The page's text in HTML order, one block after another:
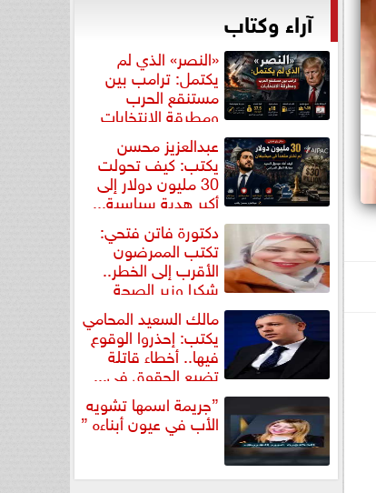
آراء وكتاب
«النصر» الذي لم
يكتمل: ترامب بين
مستنقع الحرب
ومطرقة الانتخابات
عبدالعزيز محسن
يكتب: كيف تحولت
30 مليون دولار إلى
أكبر هدية سياسية...
دكتورة فاتن فتحي:
تكتب الممرضون
الأقرب إلى الخطر..
شكرا وزير الصحة
لتكريم... مالك السعيد المحامي
يكتب: إحذروا الوقوع
فيها.. أخطاء قاتلة
تضيع الحقوق في...
”جريمة اسمها تشويه
الأب في عيون أبناءه ”